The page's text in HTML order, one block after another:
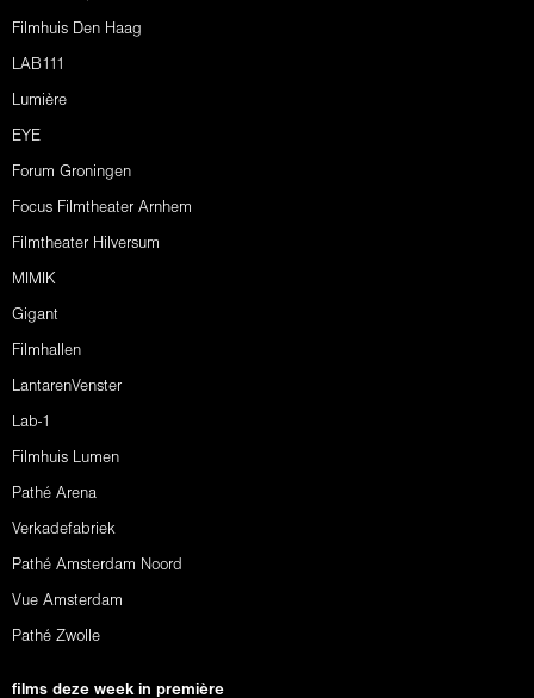
Filmhuis Den Haag
LAB111
Lumière
EYE
Forum Groningen
Focus Filmtheater Arnhem
Filmtheater Hilversum
MIMIK
Gigant
Filmhallen
LantarenVenster
Lab-1
Filmhuis Lumen
Pathé Arena
Verkadefabriek
Pathé Amsterdam Noord
Vue Amsterdam
Pathé Zwolle
films deze week in première